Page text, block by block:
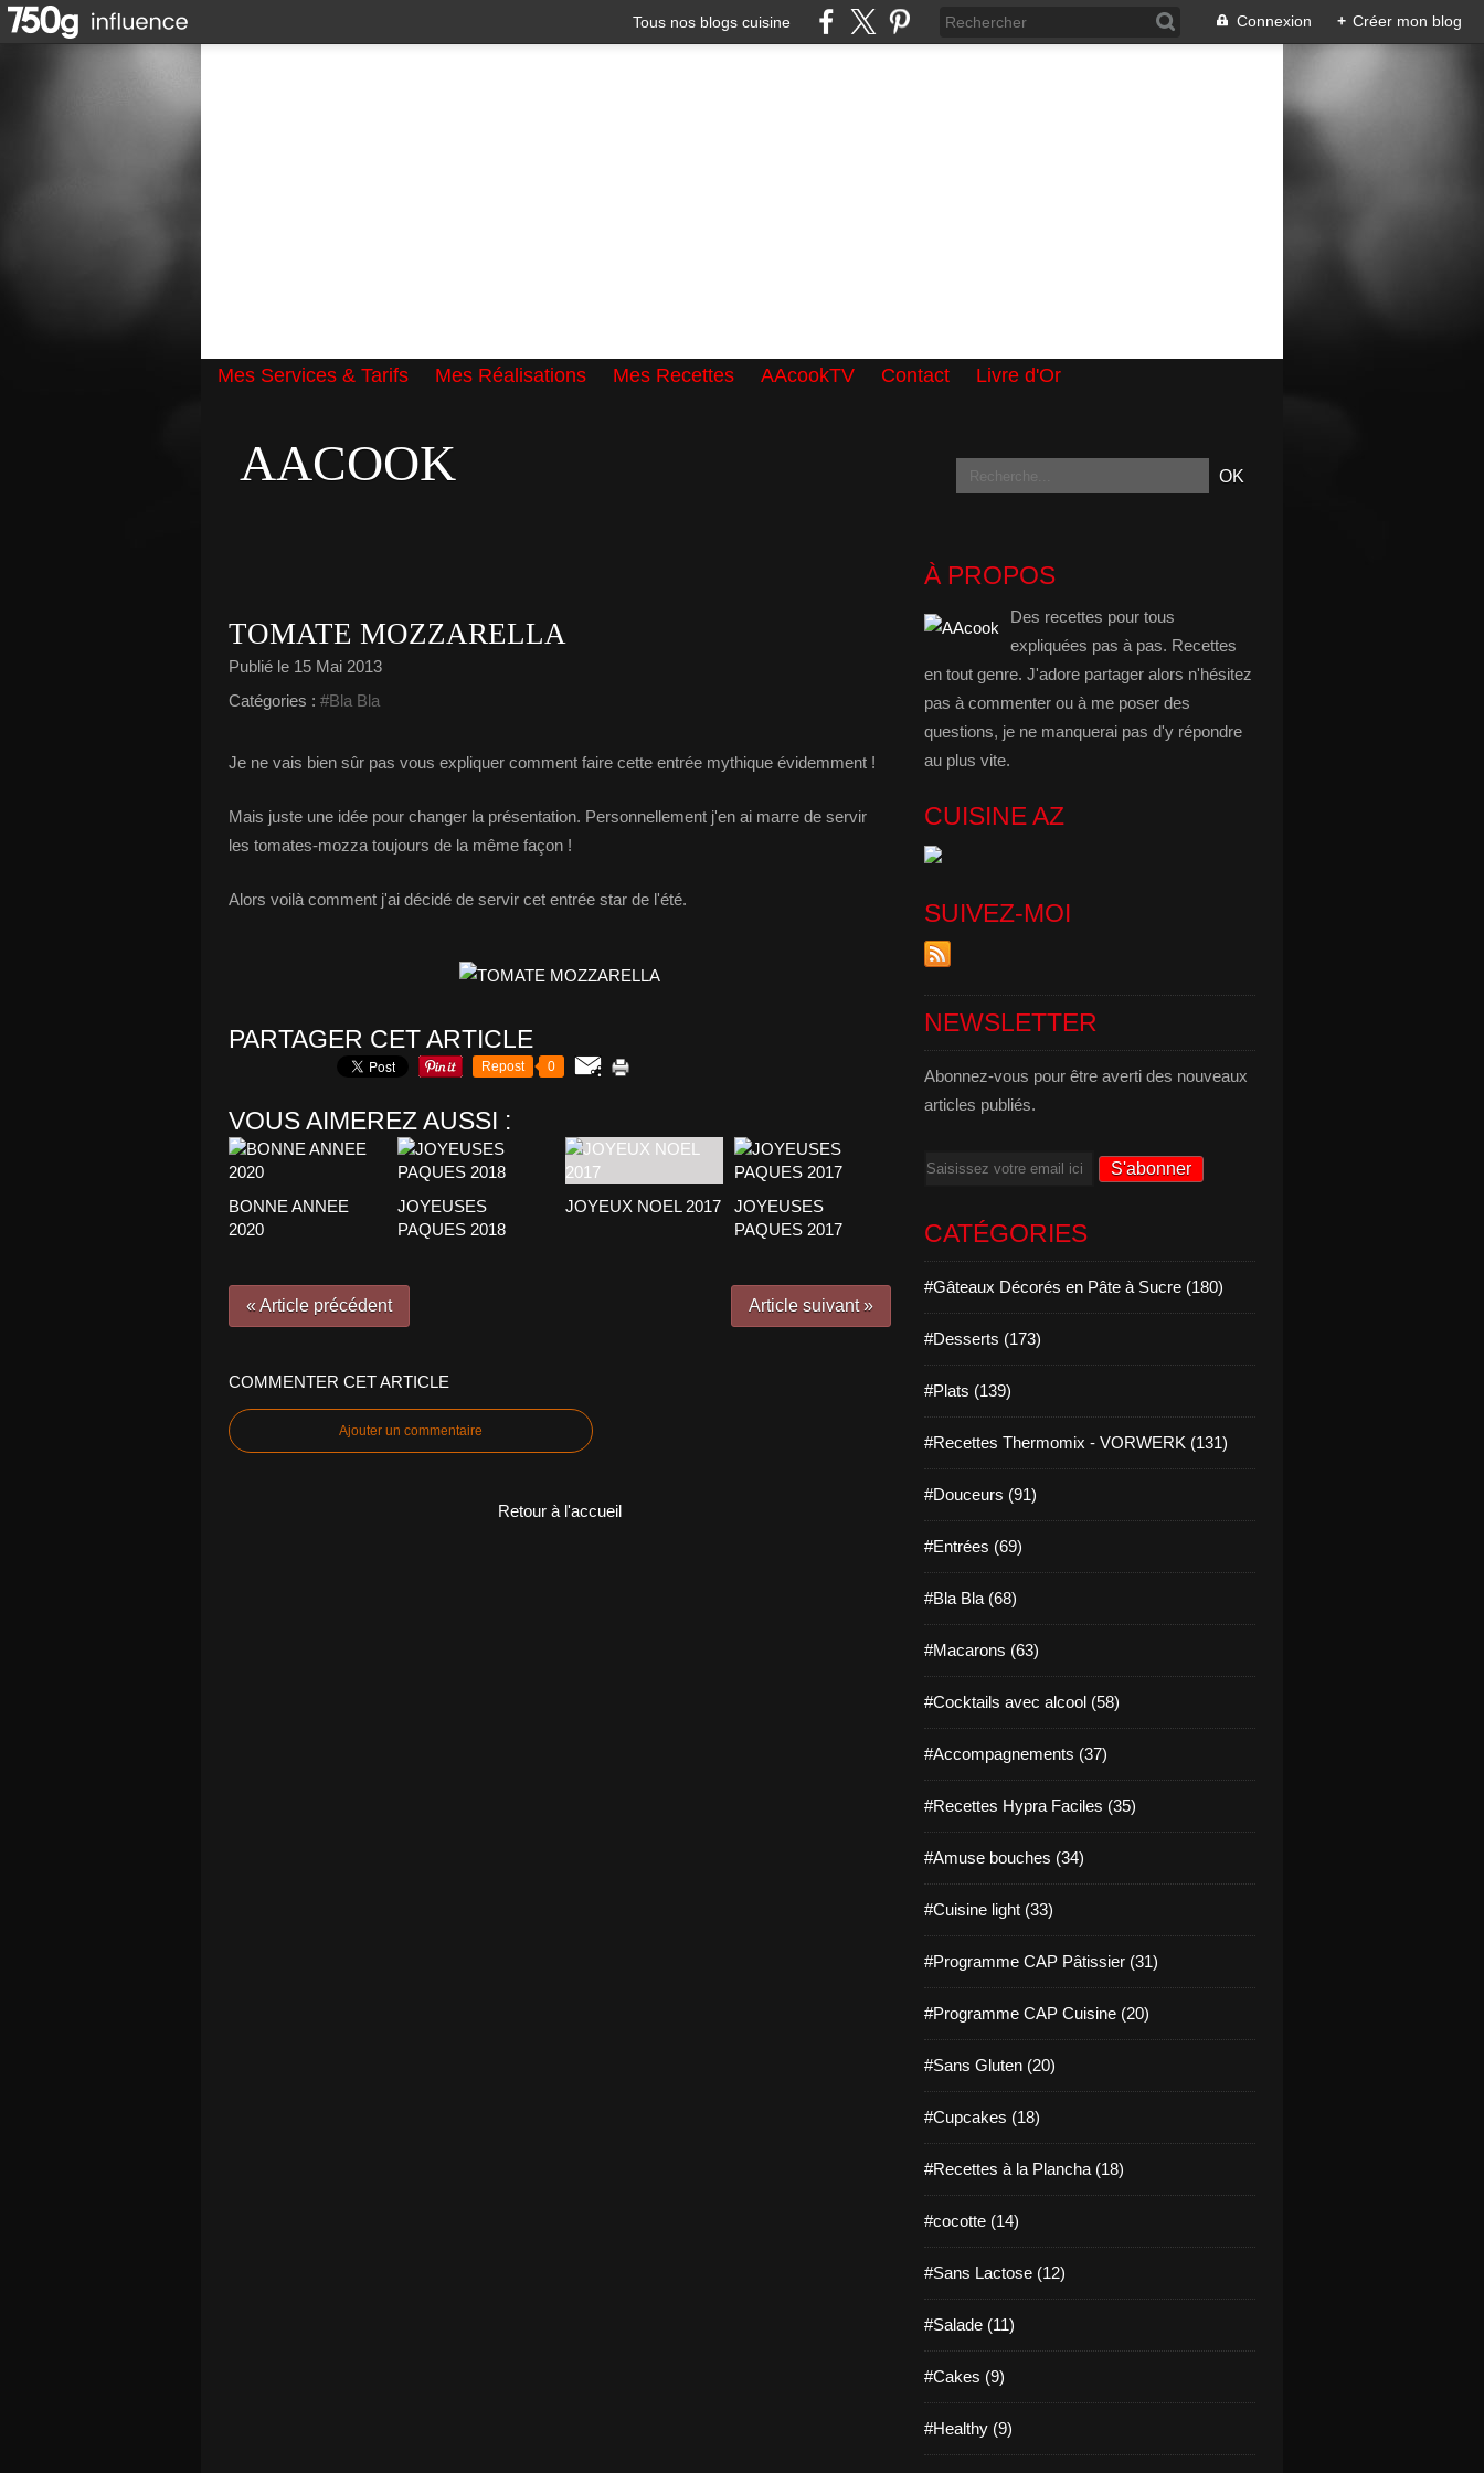
Tous nos blogs cuisine Connexion + Créer mon blog
Mes Services & Tarifs Mes Réalisations Mes Recettes AAcookTV Contact
Livre d'Or
AACOOK
TOMATE MOZZARELLA
Publié le 15 Mai 2013
Catégories : #Bla Bla
Je ne vais bien sûr pas vous expliquer comment faire cette entrée mythique évidemment !
Mais juste une idée pour changer la présentation. Personnellement j'en ai marre de servir
les tomates-mozza toujours de la même façon !
Alors voilà comment j'ai décidé de servir cet entrée star de l'été.
PARTAGER CET ARTICLE
Repost 0
VOUS AIMEREZ AUSSI :
BONNE ANNEE
2020
JOYEUSES
PAQUES 2018
JOYEUX NOEL 2017
JOYEUSES
PAQUES 2017
« Article précédent Article suivant »
COMMENTER CET ARTICLE
Ajouter un commentaire
Retour à l'accueil
À PROPOS
Des recettes pour tous
expliquées pas à pas. Recettes
en tout genre. J'adore partager alors n'hésitez
pas à commenter ou à me poser des
questions, je ne manquerai pas d'y répondre
au plus vite.
CUISINE AZ
SUIVEZ-MOI
NEWSLETTER
Abonnez-vous pour être averti des nouveaux
articles publiés.
Email
CATÉGORIES
#Gâteaux Décorés en Pâte à Sucre (180)
#Desserts (173)
#Plats (139)
#Recettes Thermomix - VORWERK (131)
#Douceurs (91)
#Entrées (69)
#Bla Bla (68)
#Macarons (63)
#Cocktails avec alcool (58)
#Accompagnements (37)
#Recettes Hypra Faciles (35)
#Amuse bouches (34)
#Cuisine light (33)
#Programme CAP Pâtissier (31)
#Programme CAP Cuisine (20)
#Sans Gluten (20)
#Cupcakes (18)
#Recettes à la Plancha (18)
#cocotte (14)
#Sans Lactose (12)
#Salade (11)
#Cakes (9)
#Healthy (9)